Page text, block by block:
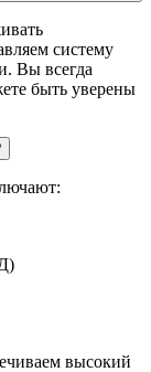
систему
Вы всегда
быть уверены
высокий